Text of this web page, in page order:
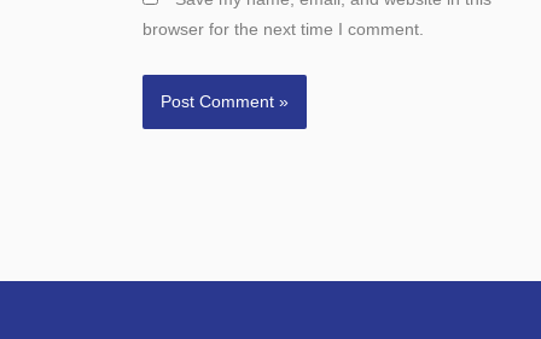
browser for the next time I comment.